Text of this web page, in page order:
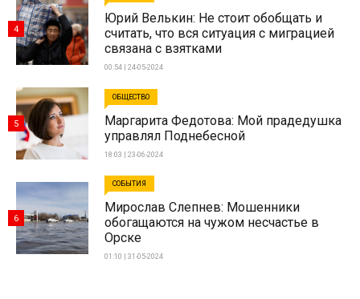
Юрий Велькин: Не стоит обобщать и
считать, что вся ситуация с миграцией
связана с взятками
00:54 | 24-05-2024
4
ОБЩЕСТВО
Маргарита Федотова: Мой прадедушка
управлял Поднебесной
18:03 | 23-06-2024
5
СОБЫТИЯ
Мирослав Слепнев: Мошенники
обогащаются на чужом несчастье в
Орске
01:10 | 31-05-2024
6